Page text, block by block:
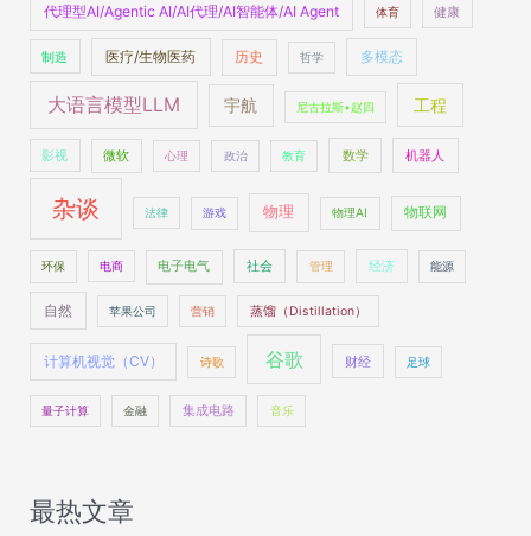
代理型AI/Agentic AI/AI代理/AI智能体/AI Agent 体育 健康
制造 医疗/生物医药 历史 哲学 多模态
大语言模型LLM 宇航 尼古拉斯•赵四 工程
影视 微软 心理 政治 教育 数学 机器人
杂谈 法律 游戏 物理 物理AI 物联网
环保 电商 电子电气 社会 管理 经济 能源
自然 苹果公司 营销 蒸馏（Distillation）
计算机视觉（CV） 诗歌 谷歌 财经 足球
量子计算 金融 集成电路 音乐
最热文章